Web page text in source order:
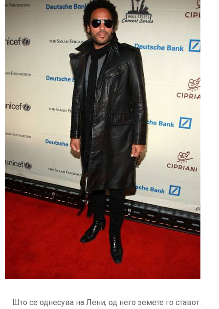
Што се однесува на Лени, од него земете го ставот.